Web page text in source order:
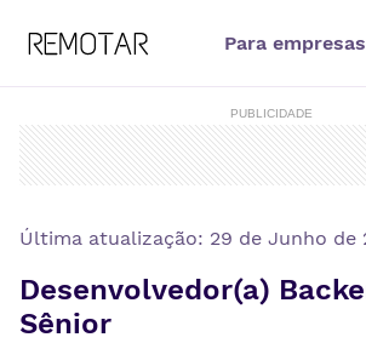
Para empresas
PUBLICIDADE
Última atualização: 29 de Junho de
Desenvolvedor(a)
Sênior